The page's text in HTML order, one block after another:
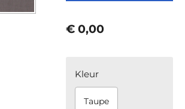
€ 0,00
Kleur
Taupe